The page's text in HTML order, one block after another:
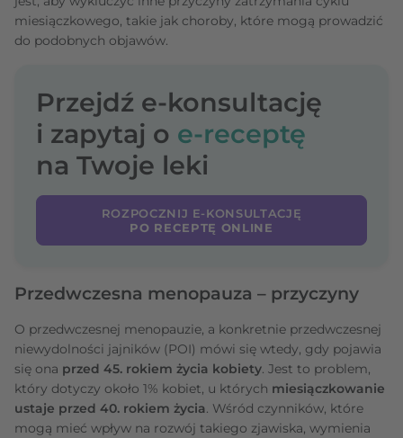
miesiączkowego, takie jak choroby, które mogą prowadzić
do podobnych objawów.
Przejdź e-konsultację
i zapytaj o e-receptę
na Twoje leki
ROZPOCZNIJ E-KONSULTACJĘ
PO RECEPTĘ ONLINE
Przedwczesna menopauza – przyczyny
O przedwczesnej menopauzie, a konkretnie przedwczesnej
niewydolności jajników (POI) mówi się wtedy, gdy pojawia
się ona przed 45. rokiem życia kobiety. Jest to problem,
który dotyczy około 1% kobiet, u których miesiączkowanie
ustaje przed 40. rokiem życia. Wśród czynników, które
mogą mieć wpływ na rozwój takiego zjawiska, wymienia